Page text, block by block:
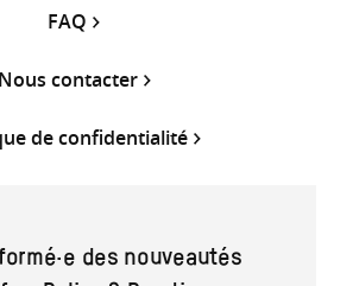
FAQ
Nous contacter
de confidentialité
des nouveautés